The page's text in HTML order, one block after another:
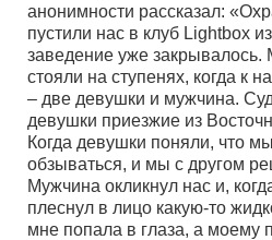
анонимности рассказал:
пустили нас в клуб Lightbox
заведение уже закрывалось.
стояли на ступенях, когда к
– две девушки и мужчина.
девушки приезжие из
Когда девушки поняли, что
обзываться, и мы с другом
Мужчина окликнул нас и,
плеснул в лицо какую-то
мне попала в глаза, а моему